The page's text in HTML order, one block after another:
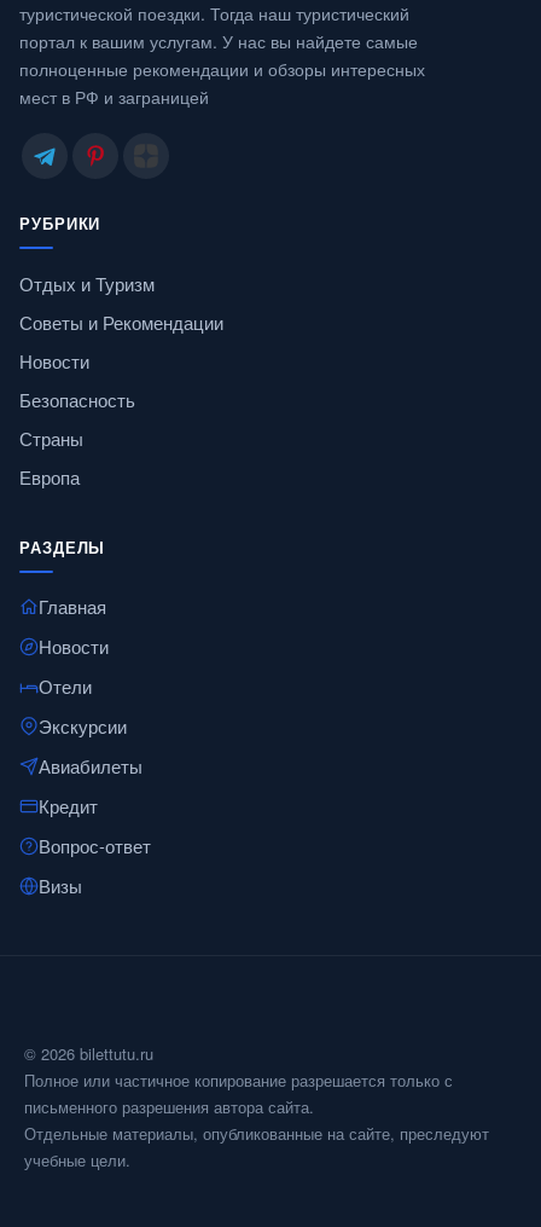
туристической поездки. Тогда наш туристический
портал к вашим услугам. У нас вы найдете самые
полноценные рекомендации и обзоры интересных
мест в РФ и заграницей
РУБРИКИ
Отдых и Туризм
Советы и Рекомендации
Новости
Безопасность
Страны
Европа
РАЗДЕЛЫ
Главная
Новости
Отели
Экскурсии
Авиабилеты
Кредит
Вопрос-ответ
Визы
© 2026 bilettutu.ru
Полное или частичное копирование разрешается только с
письменного разрешения автора сайта.
Отдельные материалы, опубликованные на сайте, преследуют
учебные цели.